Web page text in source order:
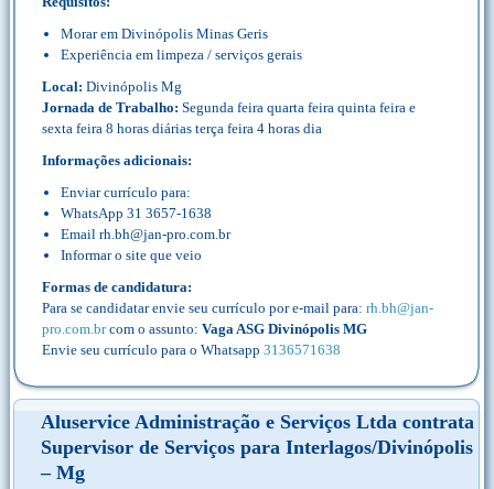
Morar em Divinópolis Minas Geris
Experiência em limpeza / serviços gerais
Local: Divinópolis Mg
Jornada de Trabalho: Segunda feira quarta feira quinta feira e
sexta feira 8 horas diárias terça feira 4 horas dia
Informações adicionais:
Enviar currículo para:
WhatsApp 31 3657-1638
Email rh.bh@jan-pro.com.br
Informar o site que veio
Formas de candidatura:
Para se candidatar envie seu currículo por e-mail para: rh.bh@jan-
pro.com.brcom o assunto: Vaga ASG Divinópolis MG
Envie seu currículo para o Whatsapp 3136571638
Aluservice Administração e Serviços Ltda contrata
Supervisor de Serviços para Interlagos/Divinópolis
– Mg